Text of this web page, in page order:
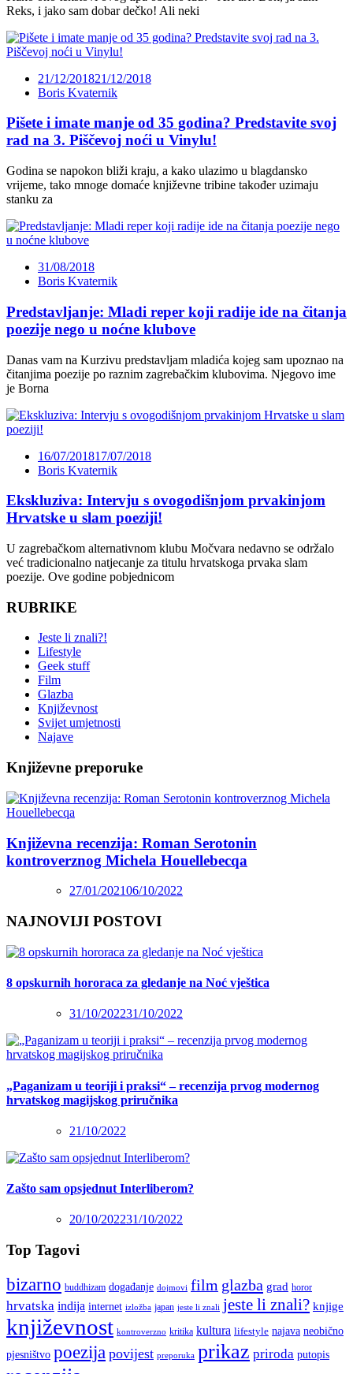
Reks, i jako sam dobar dečko! Ali neki
21/12/201821/12/2018
Boris Kvaternik
Pišete i imate manje od 35 godina? Predstavite svoj
rad na 3. Piščevoj noći u Vinylu!
Godina se napokon bliži kraju, a kako ulazimo u blagdansko
vrijeme, tako mnoge domaće književne tribine također uzimaju
stanku za
31/08/2018
Boris Kvaternik
Predstavljanje: Mladi reper koji radije ide na čitanja
poezije nego u noćne klubove
Danas vam na Kurzivu predstavljam mladića kojeg sam upoznao na
čitanjima poezije po raznim zagrebačkim klubovima. Njegovo ime
je Borna
16/07/201817/07/2018
Boris Kvaternik
Ekskluziva: Intervju s ovogodišnjom prvakinjom
Hrvatske u slam poeziji!
U zagrebačkom alternativnom klubu Močvara nedavno se održalo
već tradicionalno natjecanje za titulu hrvatskoga prvaka slam
poezije. Ove godine pobjednicom
RUBRIKE
Jeste li znali?!
Lifestyle
Geek stuff
Film
Glazba
Književnost
Svijet umjetnosti
Najave
Književne preporuke
Književna recenzija: Roman Serotonin
kontroverznog Michela Houellebecqa
27/01/202106/10/2022
NAJNOVIJI POSTOVI
8 opskurnih hororaca za gledanje na Noć vještica
31/10/202231/10/2022
„Paganizam u teoriji i praksi“ – recenzija prvog modernog
hrvatskog magijskog priručnika
21/10/2022
Zašto sam opsjednut Interliberom?
20/10/202231/10/2022
Top Tagovi
bizarno buddhizam događanje dojmovi film glazba grad horor
hrvatska indija internet izložba japan jeste li znali jeste li znali? knjige
književnost kontroverzno kritika kultura lifestyle najava neobično
pjesništvo poezija povijest preporuka prikaz priroda putopis